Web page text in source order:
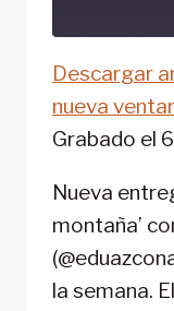
FEED RSS
COMPARTIR
ENLACE
Descargar
nueva
Grabado el
Nueva
montaña’
la semana.